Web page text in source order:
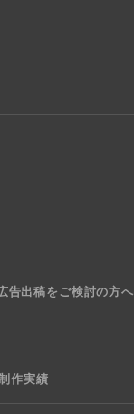
告出稿をご検討の方へ
作実績